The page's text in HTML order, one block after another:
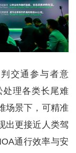
交通参与者意
处理各类长尾难
场景下，可精准
出更接近人类驾
通行效率与安